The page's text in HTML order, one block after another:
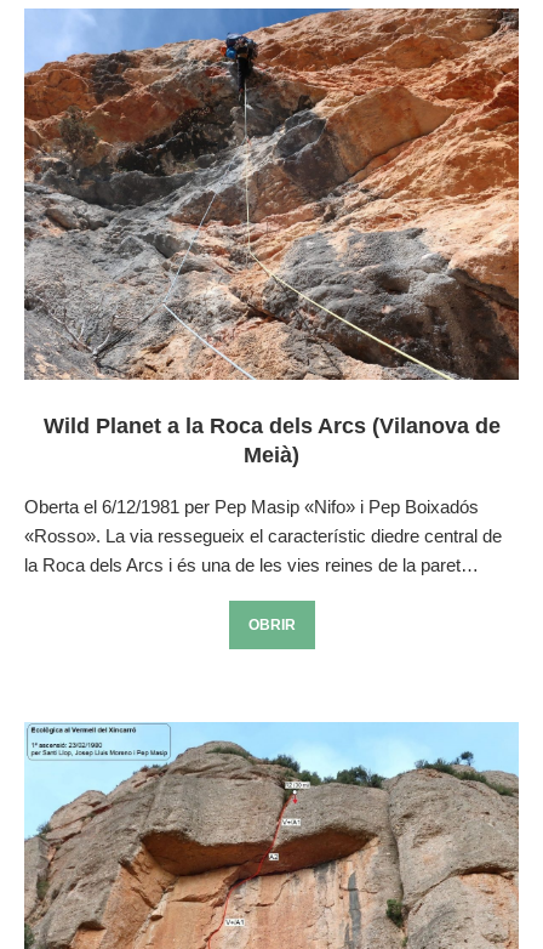
Wild Planet a la Roca dels Arcs (Vilanova de
Meià)
Oberta el 6/12/1981 per Pep Masip «Nifo» i Pep Boixadós
«Rosso». La via ressegueix el característic diedre central de
la Roca dels Arcs i és una de les vies reines de la paret…
OBRIR